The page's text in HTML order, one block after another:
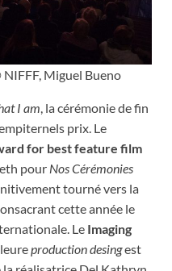
Miguel Bueno
I am , la cérémonie de fin
prix. Le
for best feature film
pour Nos Cérémonies
tourné vers la
cette année le
Le Imaging
production desingest